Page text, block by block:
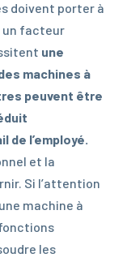
doivent porter à
un facteur
une
machines à
peuvent être
l’employé.
et la
Si l’attention
machine à
les